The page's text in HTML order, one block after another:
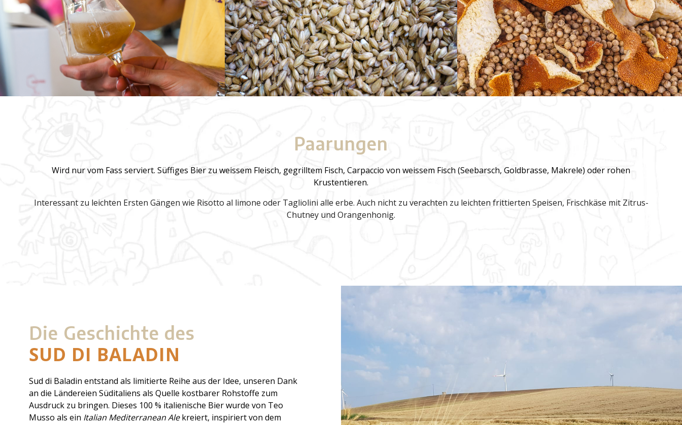
Paarungen
Wird nur vom Fass serviert. Süffiges Bier zu weissem Fleisch, gegrilltem Fisch, Carpaccio von weissem Fisch (Seebarsch, Goldbrasse, Makrele) oder rohen
Krustentieren.
Interessant zu leichten Ersten Gängen wie Risotto al limone oder Tagliolini alle erbe. Auch nicht zu verachten zu leichten frittierten Speisen, Frischkäse mit Zitrus-
Chutney und Orangenhonig.
Die Geschichte des
SUD DI BALADIN
Sud di Baladin entstand als limitierte Reihe aus der Idee, unseren Dank
an die Ländereien Süditaliens als Quelle kostbarer Rohstoffe zum
Ausdruck zu bringen. Dieses 100 % italienische Bier wurde von Teo
Musso als ein Italian Mediterranean Alekreiert, inspiriert von dem